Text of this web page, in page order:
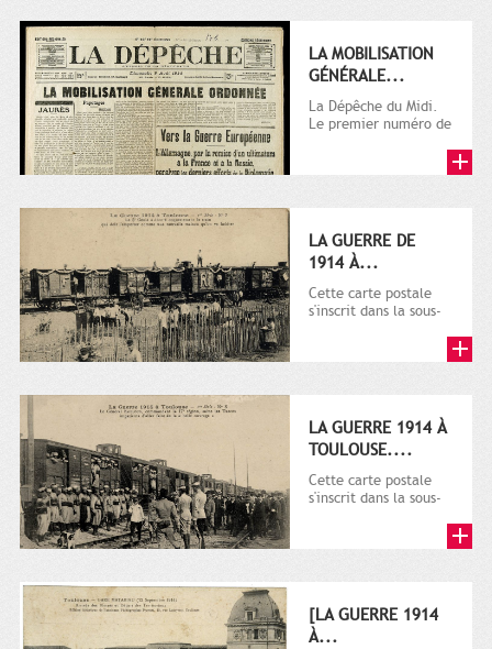
LA MOBILISATION
GÉNÉRALE...
La Dépêche du Midi.
Le premier numéro de
octobre...
LA GUERRE DE
1914 À...
Cette carte postale
s'inscrit dans la sous-
plusieurs milliers de...
LA GUERRE 1914 À
TOULOUSE....
Cette carte postale
s'inscrit dans la sous-
plusieurs milliers de...
[LA GUERRE 1914
À...